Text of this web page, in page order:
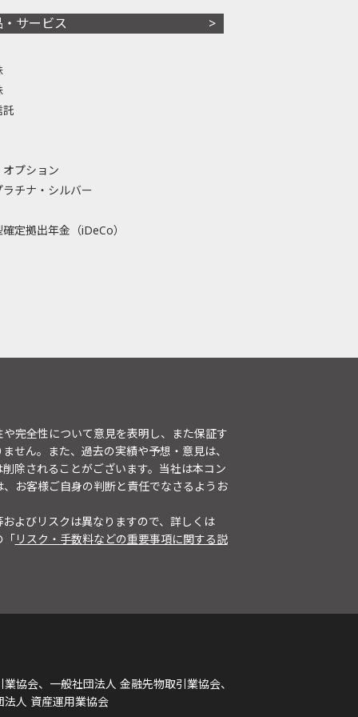
・サービス
託
プション
ラチナ・シルバー
定拠出年金（iDeCo）
完全性について意見を表明し、また保証す
せん。また、過去の実績や予想・意見は、
除されることがございます。当社は本コン
お客様ご自身の判断と責任でなさるようお
よびリスクは異なりますので、詳しくは
「リスク・手数料などの重要事項に関する説
協会、一般社団法人 金融先物取引業協会、
人 資産運用業協会